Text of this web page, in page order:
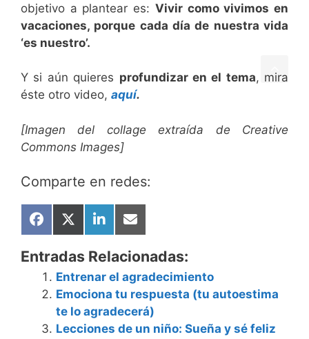
objetivo a plantear es: Vivir como vivimos en
vacaciones, porque cada día de nuestra vida
‘es nuestro’.
Y si aún quieres profundizar en el tema, mira
éste otro video, aquí.
[Imagen del collage extraída de Creative
Commons Images]
Comparte en redes:
Compartir
en
Facebook
Compartir
en
(Twitter)
Compartir
en
LinkedIn
Compartir
en
Email
Entradas Relacionadas:
Entrenar el agradecimiento
Emociona tu respuesta (tu autoestima
te lo agradecerá)
Lecciones de un niño: Sueña y sé feliz